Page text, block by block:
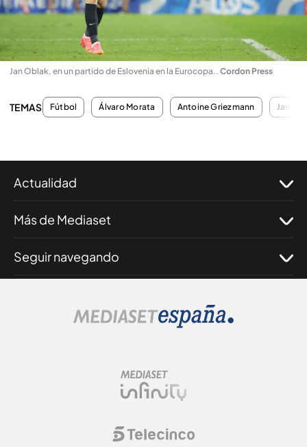
Jan Oblak, en un partido de Eslovenia en la Eurocopa.. Cordon Press
TEMAS Fútbol Álvaro Morata Antoine Griezmann Jan
Actualidad
Más de Mediaset
Seguir navegando